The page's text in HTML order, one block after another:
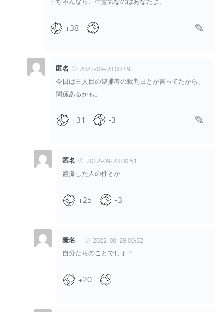
千ちゃんなら、生意気なのはあなたよ。
+38
匿名
2022-09-28 00:49
今日は三人目の逮捕者の裁判日とか言ってたから、
関係あるかも。
+31 -3
匿名
2022-09-28 00:51
盗撮した人の件とか
+25 -3
匿名
2022-09-28 00:52
自分たちのことでしょ？
+20